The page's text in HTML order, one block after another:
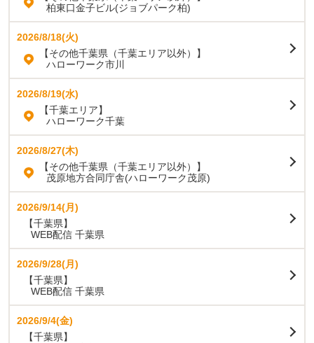
柏東口金子ビル(ジョブパーク柏)
2026/8/18(火)
【その他千葉県（千葉エリア以外）】
ハローワーク市川
2026/8/19(水)
【千葉エリア】
ハローワーク千葉
2026/8/27(木)
【その他千葉県（千葉エリア以外）】
茂原地方合同庁舎(ハローワーク茂原)
2026/9/14(月)
【千葉県】
WEB配信 千葉県
2026/9/28(月)
【千葉県】
WEB配信 千葉県
2026/9/4(金)
【千葉県】